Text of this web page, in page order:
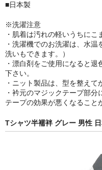
■日本製
※洗濯注意
・肌着は汚れの軽いうちにこ
・洗濯機でのお洗濯は、水
洗いもできます。）
・漂白剤をご使用になると
下さい。
・ニット製品は、型を整えて
・衿元のマジックテープ部
テープの効果が悪くなること
Tシャツ半襦袢 グレー 男性